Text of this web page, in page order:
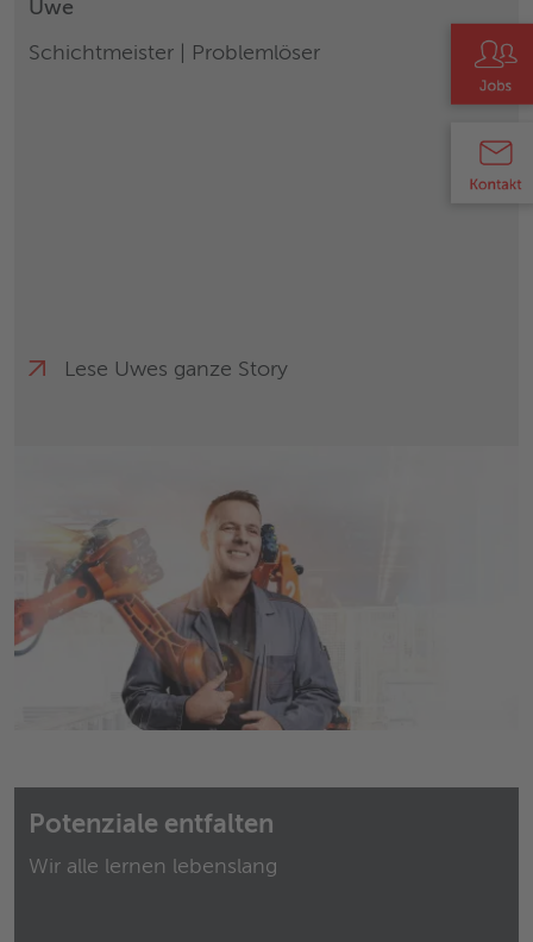
Uwe
Schichtmeister | Problemlöser
Lese Uwes ganze Story
Potenziale entfalten
Wir alle lernen lebenslang